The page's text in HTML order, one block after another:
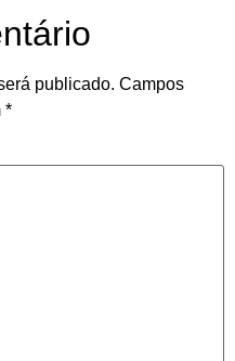
publicado. Campos
*